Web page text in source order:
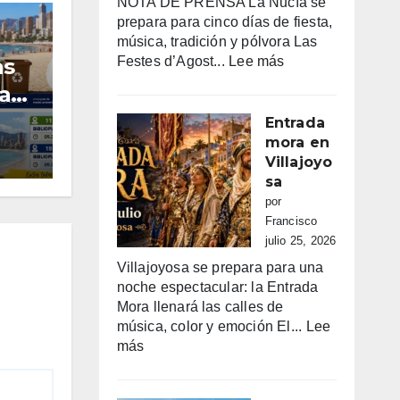
los
prepara para cinco días de fiesta,
música, tradición y pólvora Las
Festes d’Agost... Lee más:
DE
LA
NUCIA
AL
18
AGOSTO
2026
Entrada
mora en
Villajoyo
sa
por
Francisco
julio 25, 2026
Villajoyosa se prepara para una
noche espectacular: la Entrada
Mora llenará las calles de
música, color y emoción El... Lee
más: